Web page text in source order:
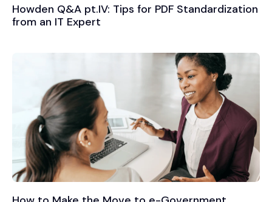
Howden Q&A pt.IV: Tips for PDF Standardization
from an IT Expert